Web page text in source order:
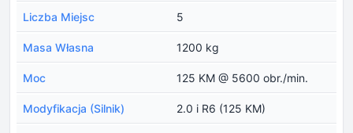
Liczba Miejsc 5
Masa Własna 1200 kg
Moc 125 KM @ 5600 obr./min.
Modyfikacja (Silnik) 2.0 i R6 (125 KM)